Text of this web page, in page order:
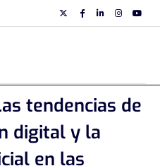
TwiiterFacebook
Linkedin
tendencias de
digital y la
en las